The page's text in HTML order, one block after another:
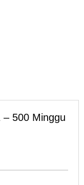
– 500 Minggu